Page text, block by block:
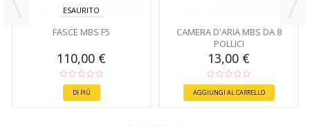
ESAURITO
FASCE MBS F5
110,00 €
DI PIÙ
CAMERA D'ARIA MBS DA 8
POLLICI
13,00 €
AGGIUNGI AL CARRELLO